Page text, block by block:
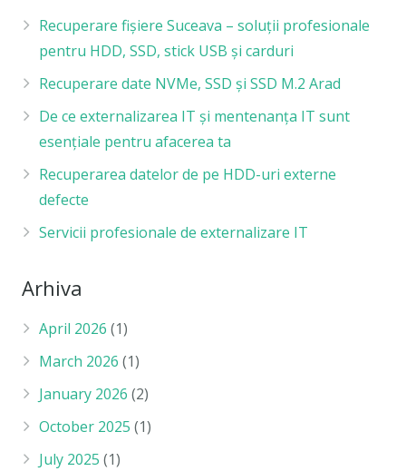
Recuperare fișiere Suceava – soluții profesionale
pentru HDD, SSD, stick USB și carduri
Recuperare date NVMe, SSD și SSD M.2 Arad
De ce externalizarea IT și mentenanța IT sunt
esențiale pentru afacerea ta
Recuperarea datelor de pe HDD-uri externe
defecte
Servicii profesionale de externalizare IT
Arhiva
April 2026 (1)
March 2026 (1)
January 2026 (2)
October 2025 (1)
July 2025 (1)